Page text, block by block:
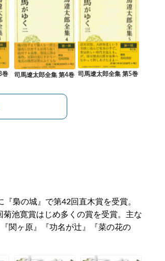
巻 司馬遼太郎全集 第4巻 司馬遼太郎全集 第5巻
梟の城』で第42回直木賞を受賞。
池寛賞はじめ多くの賞を受賞。主な
関ヶ原』『功名が辻』『菜の花の